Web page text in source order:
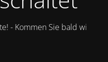
- Kommen Sie bald wieder.